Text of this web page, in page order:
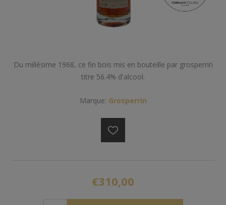
Du millésime 1968, ce fin bois mis en bouteille par grosperrin
titre 56.4% d'alcool.
Marque: Grosperrin
€310,00